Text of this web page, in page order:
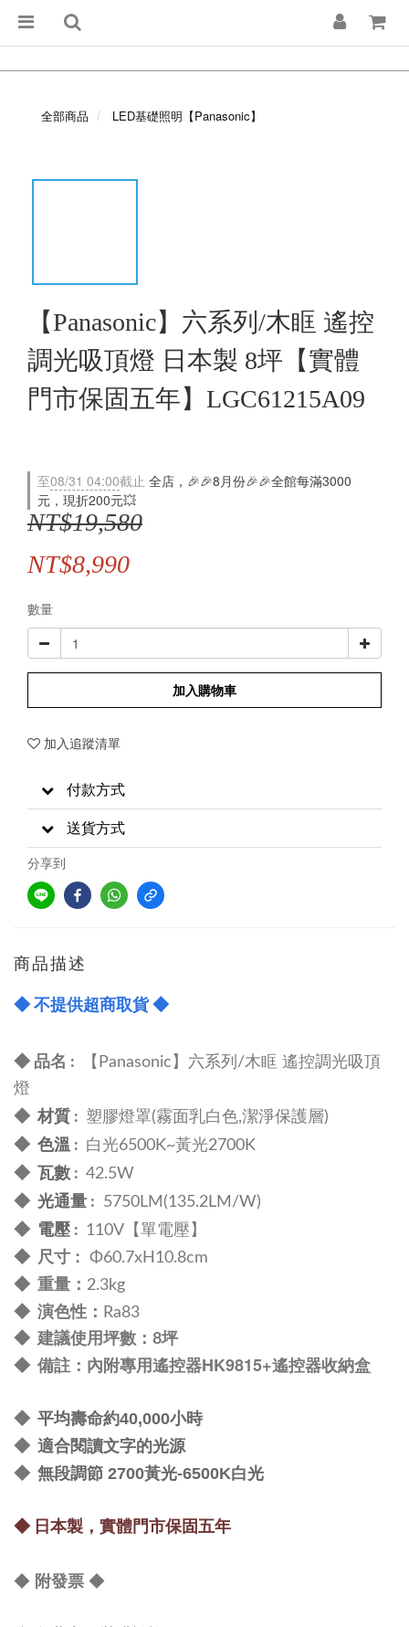
全部商品 LED基礎照明【Panasonic】
【Panasonic】六系列/木眶 遙控
調光吸頂燈 日本製 8坪【實體
門市保固五年】LGC61215A09
至08/31 04:00截止 全店，🎉🎉8月份🎉🎉全館每滿3000
元，現折200元💥
NT$19,580
NT$8,990
數量
加入購物車
加入追蹤清單
付款方式
送貨方式
分享到
商品描述
◆ 不提供超商取貨◆
◆ 品名 :
【Panasonic】六系列/木眶 遙控調光吸頂
燈
◆ 材質 : 塑膠燈罩(霧面乳白色,潔淨保護層)
◆ 色溫 : 白光6500K~黃光2700K
◆ 瓦數 : 42.5W
◆ 光通量 :
5750LM(135.2LM/W)
◆ 電壓 : 110V【單電壓】
◆ 尺寸 :
Φ60.7xH10.8cm
◆ 重量 ： 2.3kg
◆ 演色性 ： Ra83
◆ 建議使用坪數 ： 8坪
◆ 備註 ：內附專用遙控器HK9815+遙控器收納盒
◆ 平均壽命約40,000小時
◆ 適合閱讀文字的光源
◆ 無段調節 2700黃光-6500K白光
◆ 日本製， 實體門市保固五年
◆ 附發票◆